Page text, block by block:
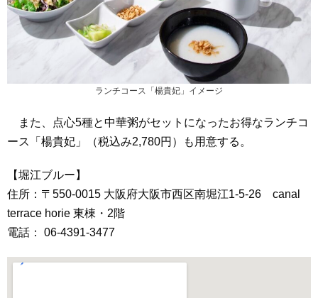
ランチコース「楊貴妃」イメージ
また、点心5種と中華粥がセットになったお得なランチコ
ース「楊貴妃」（税込み2,780円）も用意する。
【堀江ブルー】
住所：〒550-0015 大阪府大阪市西区南堀江1-5-26 canal
terrace horie 東棟・2階
電話： 06-4391-3477